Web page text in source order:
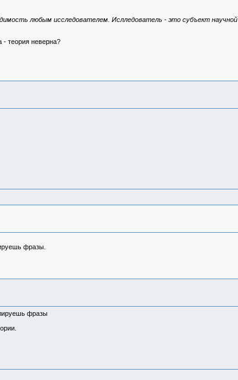
любым исследователем. Ислледователь - это субъект научной
- теория неверна?
фразы.
фразы